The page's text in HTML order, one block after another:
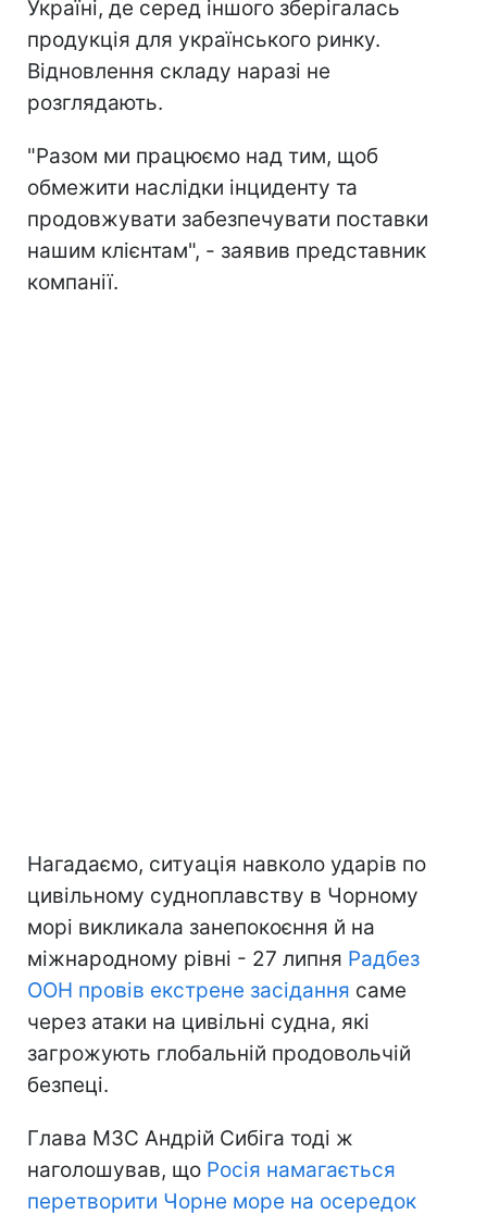
Україні, де серед іншого зберігалась
продукція для українського ринку.
Відновлення складу наразі не
розглядають.
"Разом ми працюємо над тим, щоб
обмежити наслідки інциденту та
продовжувати забезпечувати поставки
нашим клієнтам", - заявив представник
компанії.
Нагадаємо, ситуація навколо ударів по
цивільному судноплавству в Чорному
морі викликала занепокоєння й на
міжнародному рівні - 27 липня Радбез
ООН провів екстрене засідання саме
через атаки на цивільні судна, які
загрожують глобальній продовольчій
безпеці.
Глава МЗС Андрій Сибіга тоді ж
наголошував, що Росія намагається
перетворити Чорне море на осередок